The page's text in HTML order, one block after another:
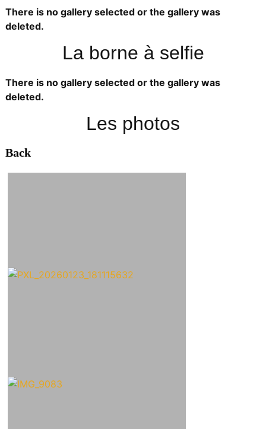
There is no gallery selected or the gallery was
deleted.
La borne à selfie
There is no gallery selected or the gallery was
deleted.
Les photos
Back